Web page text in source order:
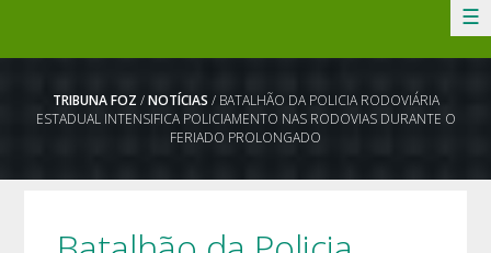
☰
TRIBUNA FOZ /NOTÍCIAS / BATALHÃO DA POLICIA RODOVIÁRIA
ESTADUAL INTENSIFICA POLICIAMENTO NAS RODOVIAS DURANTE O
FERIADO PROLONGADO